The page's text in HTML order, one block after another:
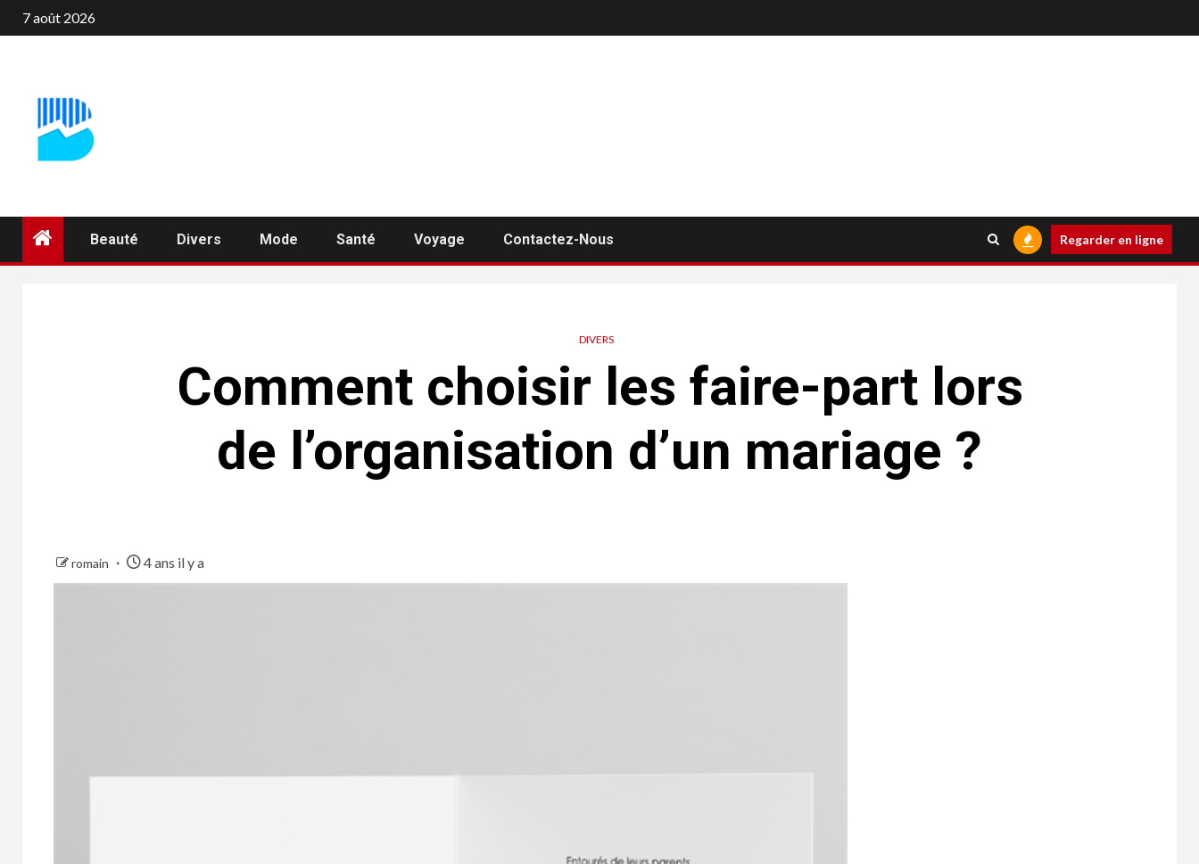
Aller
au
7 août 2026
Beauté Divers Mode Santé Voyage Contactez-Nous Regarder en ligne
DIVERS
Comment choisir les faire-part lors
de l’organisation d’un mariage ?
romain 4 ans il y a